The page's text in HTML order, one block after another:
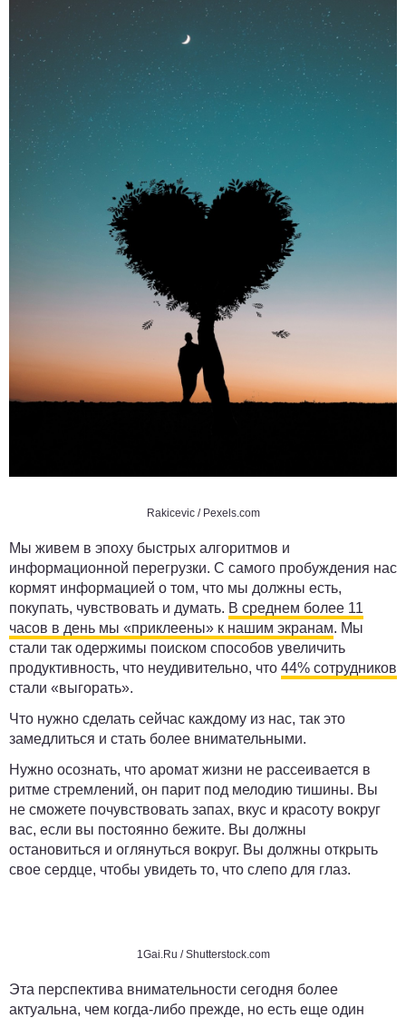
Rakicevic/ Pexels.com
Мы живем в эпоху быстрых алгоритмов и
информационной перегрузки. С самого пробуждения нас
кормят информацией о том, что мы должны есть,
покупать, чувствовать и думать. В среднем более 11
часов в день мы «приклеены» к нашим экранам. Мы
стали так одержимы поиском способов увеличить
продуктивность, что неудивительно, что 44% сотрудников
стали «выгорать».
Что нужно сделать сейчас каждому из нас, так это
замедлиться и стать более внимательными.
Нужно осознать, что аромат жизни не рассеивается в
ритме стремлений, он парит под мелодию тишины. Вы
не сможете почувствовать запах, вкус и красоту вокруг
вас, если вы постоянно бежите. Вы должны
остановиться и оглянуться вокруг. Вы должны открыть
свое сердце, чтобы увидеть то, что слепо для глаз.
1Gai.Ru / Shutterstock.com
Эта перспектива внимательности сегодня более
актуальна, чем когда-либо прежде, но есть еще один